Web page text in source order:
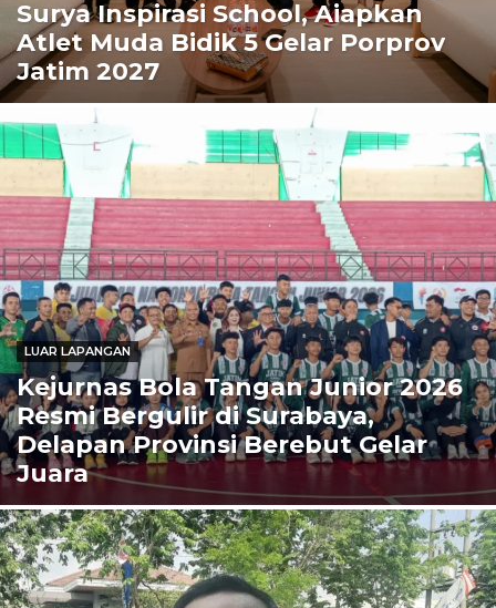
Surya Inspirasi School, Aiapkan
Atlet Muda Bidik 5 Gelar Porprov
Jatim 2027
LUAR LAPANGAN
Kejurnas Bola Tangan Junior 2026
Resmi Bergulir di Surabaya,
Delapan Provinsi Berebut Gelar
Juara